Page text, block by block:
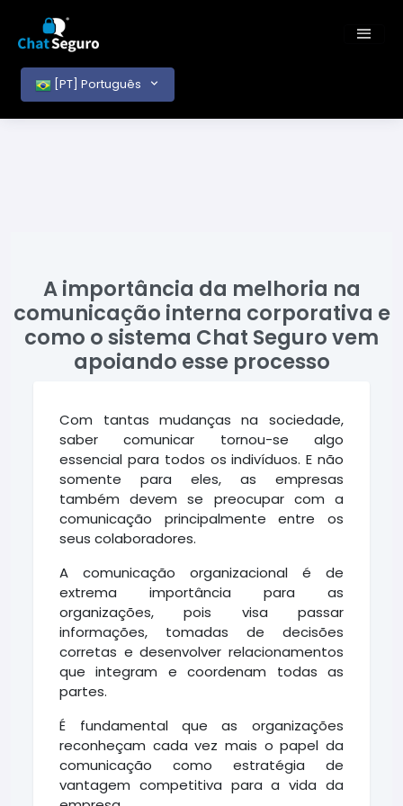
[PT] Português
A importância da melhoria na
comunicação interna corporativa e
como o sistema Chat Seguro vem
apoiando esse processo
Com tantas mudanças na sociedade,
saber comunicar tornou-se algo
essencial para todos os indivíduos. E não
somente para eles, as empresas
também devem se preocupar com a
comunicação principalmente entre os
seus colaboradores.
A comunicação organizacional é de
extrema importância para as
organizações, pois visa passar
informações, tomadas de decisões
corretas e desenvolver relacionamentos
que integram e coordenam todas as
partes.
É fundamental que as organizações
reconheçam cada vez mais o papel da
comunicação como estratégia de
vantagem competitiva para a vida da